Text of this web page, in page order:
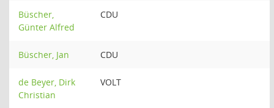
Büscher,
Günter Alfred
CDU
Büscher, Jan CDU
de Beyer, Dirk
Christian
VOLT